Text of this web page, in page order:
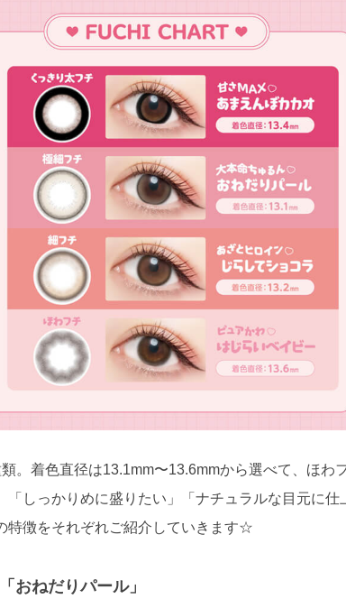
。着色直径は13.1mm〜13.6mmから選べて、ほわ
「しっかりめに盛りたい」「ナチュラルな目元に
特徴をそれぞれご紹介していきます☆
おねだりパール」